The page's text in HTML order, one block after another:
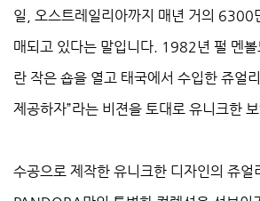
일, 오스트레일리아까지 매년 거의 6300
매되고 있다는 말입니다. 1982년 펄 멘
란 작은 숍을 열고 태국에서 수입한 쥬얼
제공하자”라는 비젼을 토대로 유니크한
수공으로 제작한 유니크한 디자인의 쥬